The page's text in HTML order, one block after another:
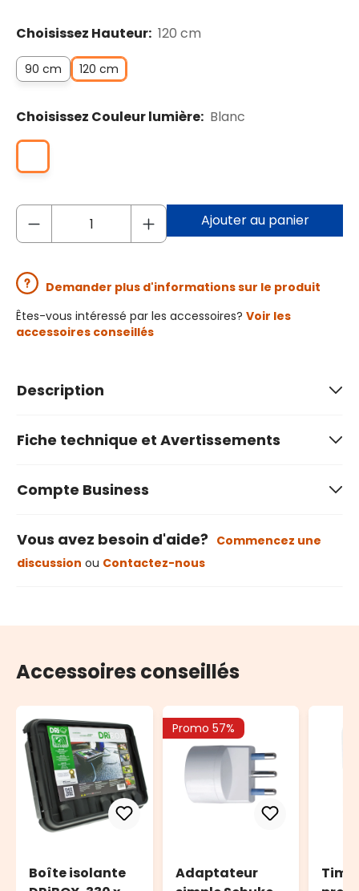
Choisissez Hauteur: 120 cm
90 cm 120 cm
Choisissez Couleur lumière: Blanc
Ajouter au panier
Demander plus d'informations sur le produit
Êtes-vous intéressé par les accessoires? Voir les
accessoires conseillés
Description
Fiche technique et Avertissements
Compte Business
Vous avez besoin d'aide? Commencez une
discussion ou Contactez-nous
Accessoires conseillés
Boîte isolante
Promo 57%
Adaptateur